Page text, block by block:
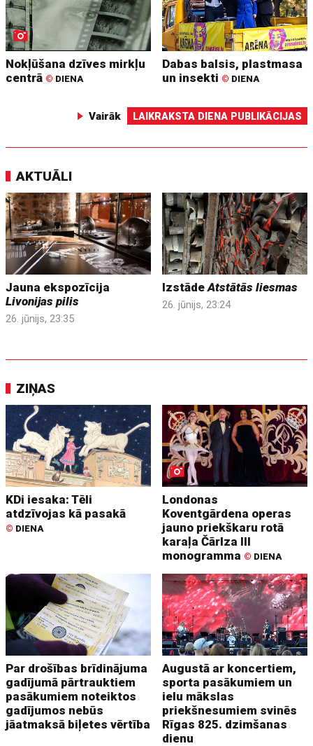
Nokļūšana dzīves mirkļu
centrā © DIENA
Dabas balsis, plastmasa
un insekti © DIENA
Vairāk LAIKRAKSTA DIENA PUBLIKĀCIJAS
AKTUĀLI
Jauna ekspozīcija
Livonijas pilis
26. jūnijs, 23:35
IzstādeAtstātās liesmas
26. jūnijs, 23:24
ZIŅAS
KDi iesaka: Tēli
atdzīvojas kā pasakā
© DIENA
Londonas
Koventgārdena operas
jauno priekškaru rotā
karaļa Čārlza III
monogramma © DIENA
Par drošības brīdinājuma
gadījumā pārtrauktiem
pasākumiem noteiktos
gadījumos nebūs
jāatmaksā biļetes vērtība
Augustā ar koncertiem,
sporta pasākumiem un
ielu mākslas
priekšnesumiem svinēs
Rīgas 825. dzimšanas
dienu